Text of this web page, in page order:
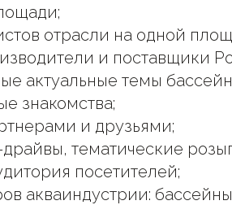
отрасли на одной
и поставщики
актуальные темы
знакомства;
и друзьями;
тематические
посетителей;
акваиндустрии: